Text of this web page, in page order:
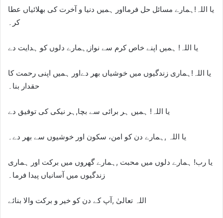
یا اللہ!ہمارے مسائل حل فرمااور ہمیں دنیا و آخرت کی بھلائیاں عطا
کر۔
یا اللہ! ہمیں اپنے خاص کرم سے نواز,ہمارے دلوں کو ہدایت دے
یا اللہ!ہماری زندگیوں میں خوشیاں بھر دےاور ہمیں اپنی رحمت کا
حقدار بنا۔
یا اللہ! ہمیں ہر برائی سے بچا,ہر نیکی کی توفیق دے
یا اللہ ,ہمارے دن کو امن، سکون اور خوشیوں سے بھر دے۔
یا رب! ہمارے دلوں میں محبت ,ہمارے گھروں میں برکت اور ہماری
زندگیوں میں آسانیاں پیدا فرما۔
اللہ تعالیٰ ,آپ کے دن کو خیر و برکت والا بنائے